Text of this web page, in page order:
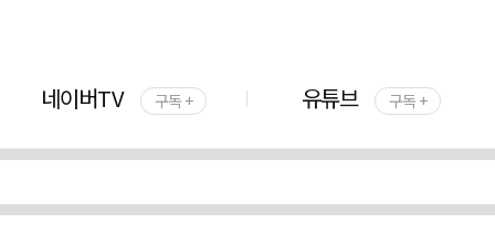
네이버TV 구독 + 유튜브 구독 +